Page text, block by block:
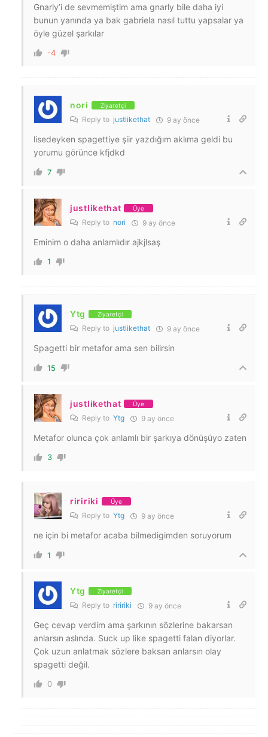
Gnarly’i de sevmemiştim ama gnarly bile daha iyi
bunun yanında ya bak gabriela nasıl tuttu yapsalar ya
öyle güzel şarkılar
-4
nori Ziyaretçi
Reply to justlikethat 9 ay önce
lisedeyken spagettiye şiir yazdığım aklıma geldi bu
yorumu görünce kfjdkd
7
justlikethat Üye
Reply to nori 9 ay önce
Eminim o daha anlamlıdır ajkjlsaş
1
Ytg Ziyaretçi
Reply to justlikethat 9 ay önce
Spagetti bir metafor ama sen bilirsin
15
justlikethat Üye
Reply to Ytg 9 ay önce
Metafor olunca çok anlamlı bir şarkıya dönüşüyo zaten
3
riririki Üye
Reply to Ytg 9 ay önce
ne için bi metafor acaba bilmedigimden soruyorum
1
Ytg Ziyaretçi
Reply to riririki 9 ay önce
Geç cevap verdim ama şarkının sözlerine bakarsan
anlarsın aslında. Suck up like spagetti falan diyorlar.
Çok uzun anlatmak sözlere baksan anlarsın olay
spagetti değil.
0